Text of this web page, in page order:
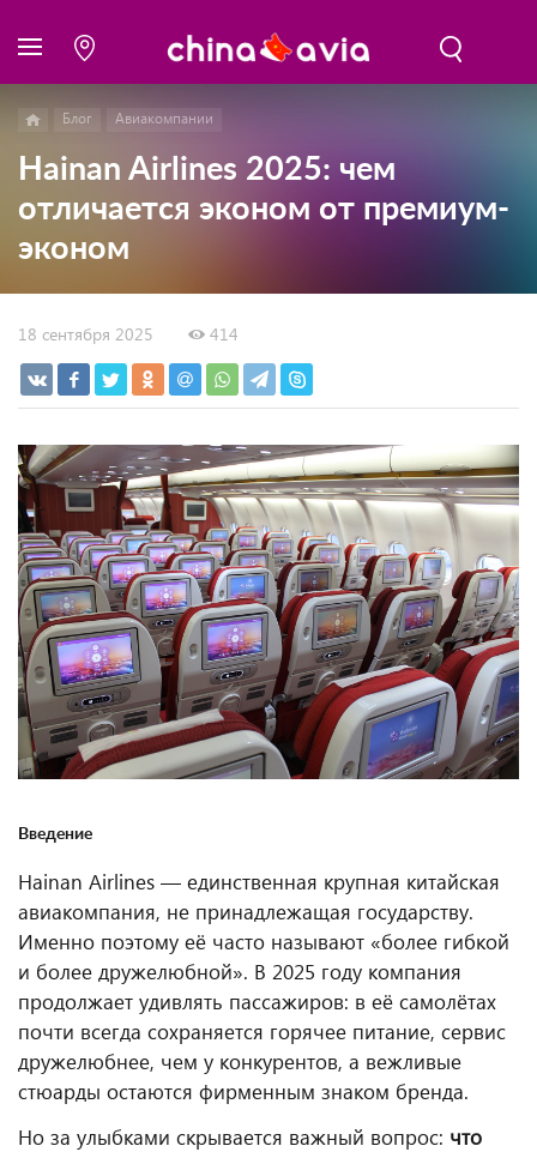
Блог Авиакомпании
Hainan Airlines 2025: чем
отличается эконом от премиум-
эконом
18 сентября 2025 414
Введение
Hainan Airlines — единственная крупная китайская
авиакомпания, не принадлежащая государству.
Именно поэтому её часто называют «более гибкой
и более дружелюбной». В 2025 году компания
продолжает удивлять пассажиров: в её самолётах
почти всегда сохраняется горячее питание, сервис
дружелюбнее, чем у конкурентов, а вежливые
стюарды остаются фирменным знаком бренда.
Но за улыбками скрывается важный вопрос: что